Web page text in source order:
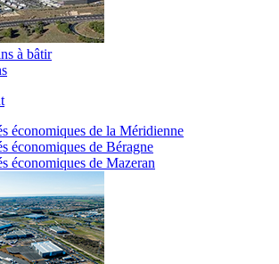
à bâtir
économiques de la Méridienne
économiques de Béragne
économiques de Mazeran